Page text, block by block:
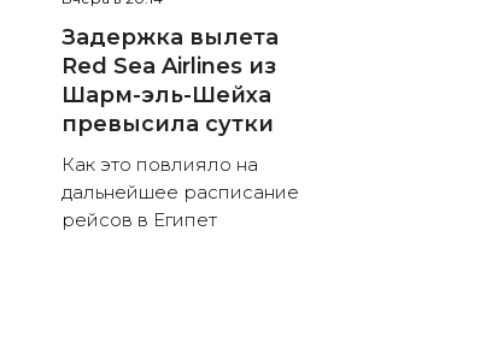
Задержка вылета
Red Sea Airlines из
Шарм-эль-Шейха
превысила сутки
Как это повлияло на
дальнейшее расписание
рейсов в Египет